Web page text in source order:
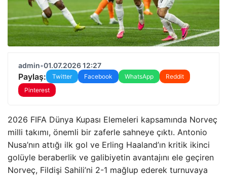
admin•01.07.2026 12:27
Paylaş: Twitter Facebook WhatsApp
Reddit
Pinterest
2026 FIFA Dünya Kupası Elemeleri kapsamında Norveç
milli takımı, önemli bir zaferle sahneye çıktı. Antonio
Nusa’nın attığı ilk gol ve Erling Haaland’ın kritik ikinci
golüyle beraberlik ve galibiyetin avantajını ele geçiren
Norveç, Fildişi Sahili’ni 2-1 mağlup ederek turnuvaya